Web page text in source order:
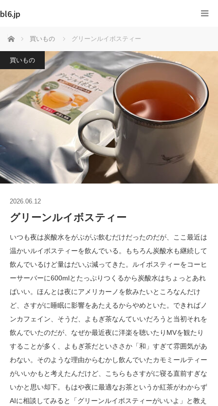
bl6.jp
ホーム 買いもの グリーンルイボスティー
買いもの
2026.06.12
グリーンルイボスティー
いつも夜は炭酸水をがぶがぶ飲むだけだったのだが、ここ最近は
温かいルイボスティーを飲んでいる。もちろん炭酸水も継続して
飲んでいるけど量はだいぶ減ってきた。ルイボスティーをコーヒ
ーサーバーに600mlとたっぷりつくるから炭酸水はちょっとあれ
ばいい。ほんとは夜にアメリカーノを飲みたいところなんだけ
ど、さすがに睡眠に影響をあたえるからやめといた。できればノ
ンカフェイン、そうだ、よもぎ茶なんていいだろうと当初それを
飲んでいたのだが、なぜか最近夜に洋楽を聴いたりMVを観たり
することが多く、よもぎ茶だといささか「和」すぎて雰囲気があ
わない。そのような理由からむかし飲んでいたカモミールティー
がいいかもと考えたんだけど、こちらもさすがに寝る直前すぎな
いかと思い却下。もはや夜に最適なお茶というか紅茶がわからず
AIに相談してみると「グリーンルイボスティーがいいよ」と教え